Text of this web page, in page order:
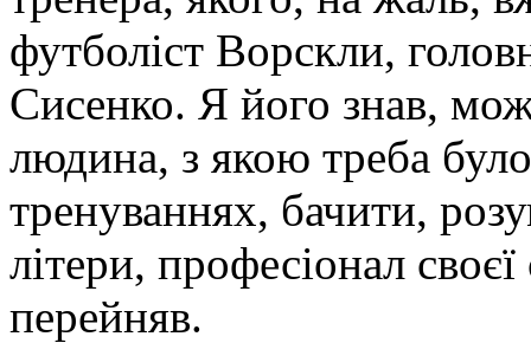
футболіст Ворскли,
Сисенко. Я його знав,
людина, з якою треба
тренуваннях, бачити,
літери, професіонал
перейняв.